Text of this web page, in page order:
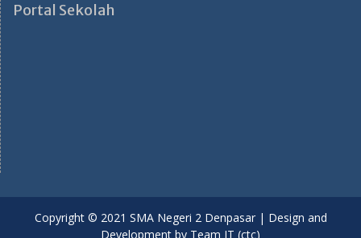
Portal Sekolah
Copyright © 2021 SMA Negeri 2 Denpasar | Design and
Development by Team IT (ctc)